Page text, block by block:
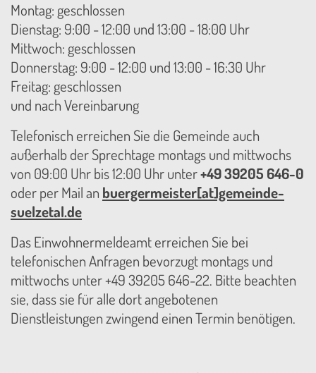
Montag: geschlossen
Dienstag: 9:00 - 12:00 und 13:00 - 18:00 Uhr
Mittwoch: geschlossen
Donnerstag: 9:00 - 12:00 und 13:00 - 16:30 Uhr
Freitag: geschlossen
und nach Vereinbarung
Telefonisch erreichen Sie die Gemeinde auch
außerhalb der Sprechtage montags und mittwochs
von 09:00 Uhr bis 12:00 Uhr unter+49 39205 646-0
oder per Mail an buergermeister[at]gemeinde-
suelzetal.de
Das Einwohnermeldeamt erreichen Sie bei
telefonischen Anfragen bevorzugt montags und
mittwochs unter +49 39205 646-22. Bitte beachten
sie, dass sie für alle dort angebotenen
Dienstleistungen zwingend einen Termin benötigen.